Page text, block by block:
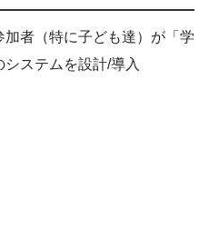
者（特に子ども達）が「学
ステムを設計/導入